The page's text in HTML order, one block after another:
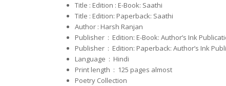
Title : Edition : E-Book: Saathi
Title : Edition: Paperback: Saathi
Author : Harsh Ranjan
Publisher ‏ : ‎ Edition: E-Book: Author’s Ink
Publisher ‏ : ‎ Edition: Paperback: Author’s Ink
Language ‏ : ‎ Hindi
Print length ‏ : ‎ 125 pages almost
Poetry Collection